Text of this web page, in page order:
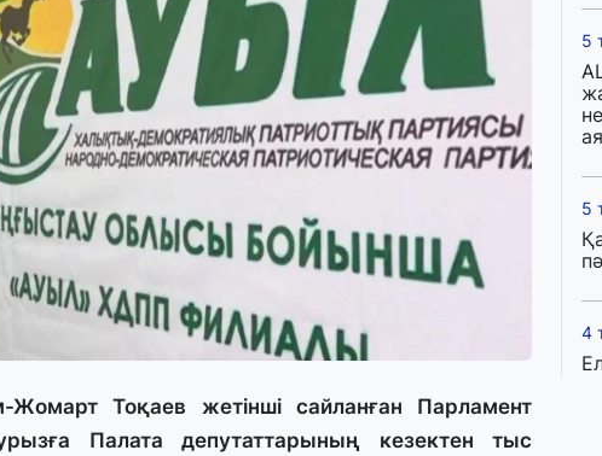
Тоқаев жетінші сайланған Парламент
Палата депутаттарының кезектен тыс
5
5
4